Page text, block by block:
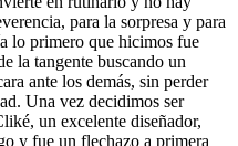
para la sorpresa y para
lo primero que hicimos fue
la tangente buscando un
ante los demás, sin perder
Una vez decidimos ser
un excelente diseñador,
y fue un flechazo a primera